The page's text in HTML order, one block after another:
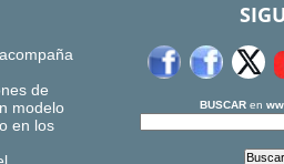
de
modelo
en los
BUSCARen